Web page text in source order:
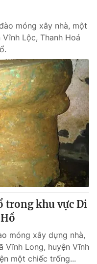
móng xây nhà, một
Lộc, Thanh Hoá
trong khu vực Di
móng xây dựng nhà,
Vĩnh Long, huyện Vĩnh
một chiếc trống...